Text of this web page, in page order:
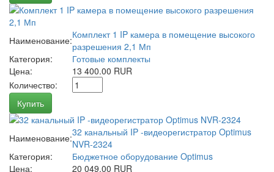
Наименование:Комплект 1 IP камера в помещение высокого
разрешения 2,1 Мп
Категория:
Готовые комплекты
Цена:
13 400.00 RUR
Количество:
Купить
Наименование:32 канальный IP -видеорегистратор Optimus
NVR-2324
Категория:
Бюджетное оборудование Optimus
Цена:
20 049.00 RUR